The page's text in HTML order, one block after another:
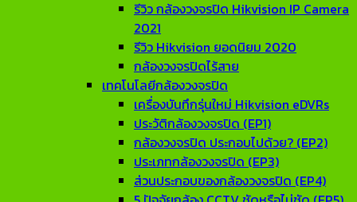
รีวิว กล้องวงจรปิด Hikvision IP Camera
2021
รีวิว Hikvision ยอดนิยม 2020
กล้องวงจรปิดไร้สาย
เทคโนโลยีกล้องวงจรปิด
เครื่องบันทึกรุ่นใหม่ Hikvision eDVRs
ประวัติกล้องวงจรปิด (EP1)
กล้องวงจรปิด ประกอบไปด้วย? (EP2)
ประเภทกล้องวงจรปิด (EP3)
ส่วนประกอบของกล้องวงจรปิด (EP4)